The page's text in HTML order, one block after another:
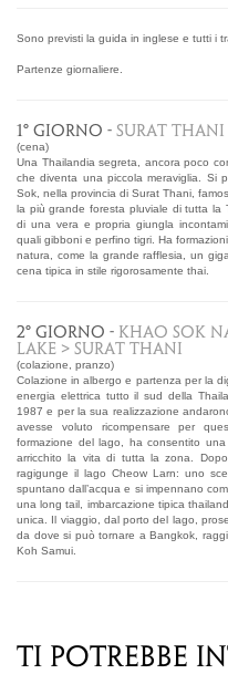
Sono previsti la guida in inglese e tutti i
Partenze giornaliere.
1° GIORNO - SURAT
(cena)
Una Thailandia segreta, ancora poco
che diventa una piccola meraviglia. Si
Sok, nella provincia di Surat Thani,
la più grande foresta pluviale di tutta la
di una vera e propria giungla
quali gibboni e perfino tigri. Ha
natura, come la grande rafflesia, un
cena tipica in stile rigorosamente thai.
2° GIORNO - KHAO SOK
LAKE > SURAT THANI
(colazione, pranzo)
Colazione in albergo e partenza per la
energia elettrica tutto il sud della
1987 e per la sua realizzazione
avesse voluto ricompensare per
formazione del lago, ha consentito
arricchito la vita di tutta la zona.
ragigunge il lago Cheow Larn: uno
spuntano dall’acqua e si impennano
una long tail, imbarcazione tipica
unica. Il viaggio, dal porto del lago,
da dove si può tornare a Bangkok,
Koh Samui.
TI POTREBBE